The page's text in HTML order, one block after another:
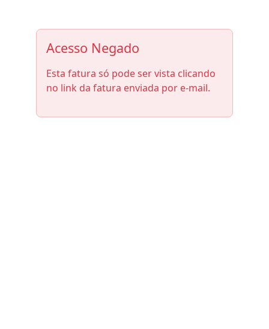
Acesso Negado
Esta fatura só pode ser vista clicando
no link da fatura enviada por e-mail.